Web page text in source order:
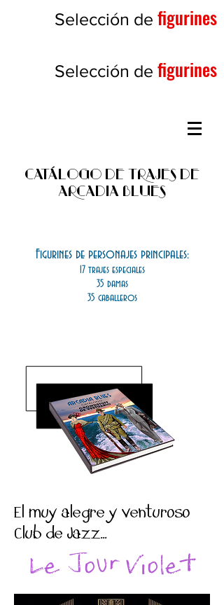
Selección de figurines
Selección de figurines
CATÁLOGO DE TRAJES DE
ARCADIA BLUES
Figurines de personajes principales:
17 trajes especiales
35 damas
35 caballeros
El muy alegre y venturoso
Club de Jazz...
Le Jour Violet